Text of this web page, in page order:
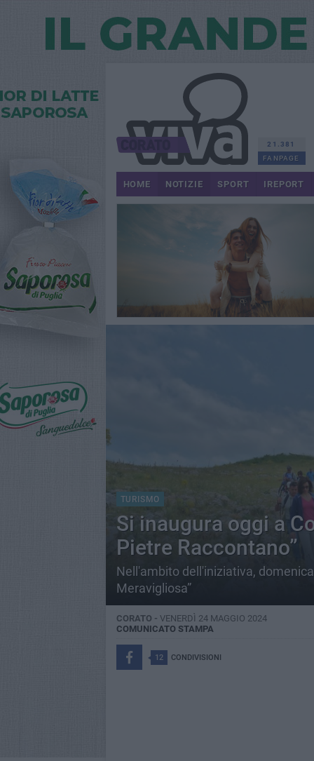
21.381
FANPAGE
HOME NOTIZIE SPORT IREPORT
TURISMO
Si inaugura oggi a
Pietre Raccontano”
Nell'ambito dell'iniziativa,
Meravigliosa”
CORATO - VENERDÌ 24 MAGGIO 2024
COMUNICATO STAMPA
12 CONDIVISIONI